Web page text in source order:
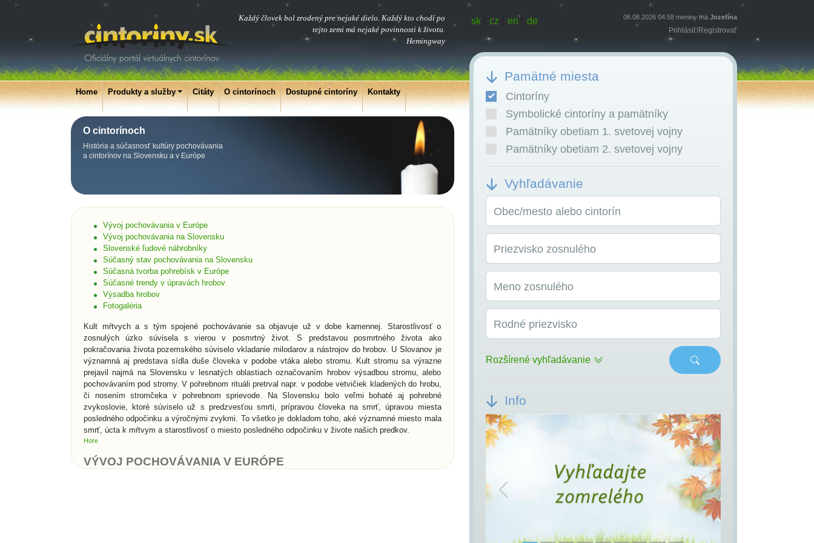
Každý človek bol zrodený pre nejaké dielo. Každý kto chodí po
tejto zemi má nejaké povinnosti k životu.
Hemingway
Home Produkty a služby Citáty O cintorínoch Dostupné cintoríny Kontakty
O cintorínoch
História a súčasnosť kultúry pochovávania
a cintorínov na Slovensku a v Európe
sk| cz en de 06.08.2026 04:58 meniny má Jozefína
Prihlásiť/Registrovať
Pamätné miesta
Cintoríny
Symbolické cintoríny a pamätníky
Pamätníky obetiam 1. svetovej vojny
Pamätníky obetiam 2. svetovej vojny
Vyhľadávanie
Obec/mesto alebo cintorín
Priezvisko zosnulého
Meno zosnulého
Rodné priezvisko
Rozšírené vyhľadávanie
Info
Previous Next
Vývoj pochovávania v Európe
Vývoj pochovávania na Slovensku
Slovenské ľudové náhrobníky
Súčasný stav pochovávania na Slovensku
Súčasná tvorba pohrebísk v Európe
Súčasné trendy v úpravách hrobov
Výsadba hrobov
Fotogaléria
Kult mŕtvych a s tým spojené pochovávanie sa objavuje už v dobe kamennej. Starostlivosť o
zosnulých úzko súvisela s vierou v posmrtný život. S predstavou posmrtného života ako
pokračovania života pozemského súviselo vkladanie milodarov a nástrojov do hrobov. U Slovanov je
významná aj predstava sídla duše človeka v podobe vtáka alebo stromu. Kult stromu sa výrazne
prejavil najmä na Slovensku v lesnatých oblastiach označovaním hrobov výsadbou stromu, alebo
pochovávaním pod stromy. V pohrebnom rituáli pretrval napr. v podobe vetvičiek kladených do hrobu,
či nosením stromčeka v pohrebnom sprievode. Na Slovensku bolo veľmi bohaté aj pohrebné
zvykoslovie, ktoré súviselo už s predzvesťou smrti, prípravou človeka na smrť, úpravou miesta
posledného odpočinku a výročnými zvykmi. To všetko je dokladom toho, aké významné miesto mala
smrť, úcta k mŕtvym a starostlivosť o miesto posledného odpočinku v živote našich predkov.
Hore
VÝVOJ POCHOVÁVANIA V EURÓPE